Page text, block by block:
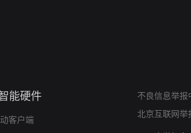
能硬件
客户端
不良信息举报
北京互联网举
算法推荐专项